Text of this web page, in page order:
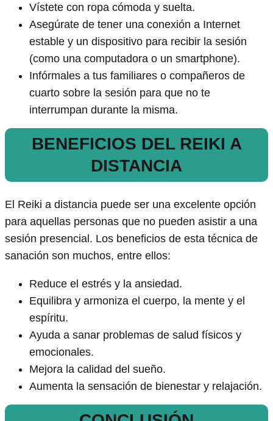
Vístete con ropa cómoda y suelta.
Asegúrate de tener una conexión a Internet
estable y un dispositivo para recibir la sesión
(como una computadora o un smartphone).
Infórmales a tus familiares o compañeros de
cuarto sobre la sesión para que no te
interrumpan durante la misma.
BENEFICIOS DEL REIKI A
DISTANCIA
El Reiki a distancia puede ser una excelente opción
para aquellas personas que no pueden asistir a una
sesión presencial. Los beneficios de esta técnica de
sanación son muchos, entre ellos:
Reduce el estrés y la ansiedad.
Equilibra y armoniza el cuerpo, la mente y el
espíritu.
Ayuda a sanar problemas de salud físicos y
emocionales.
Mejora la calidad del sueño.
Aumenta la sensación de bienestar y relajación.